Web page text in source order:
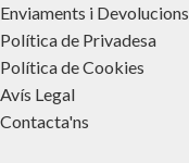
Enviaments i Devolucions
Política de Privadesa
Política de Cookies
Avís Legal
Contacta'ns